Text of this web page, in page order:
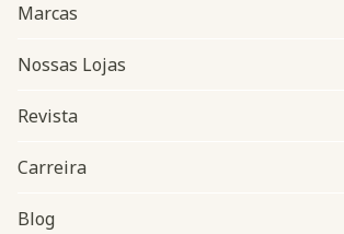
Navegação do rodapé
Marcas
Nossas Lojas
Revista
Carreira
Blog